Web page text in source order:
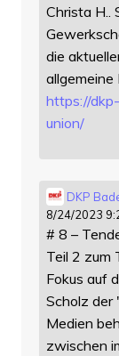
Christa H..
die
allgemeine
https://
union/
DKP
8/24/2023
# 8 –
Teil 2 zum
Fokus auf
Scholz der
Medien
zwischen